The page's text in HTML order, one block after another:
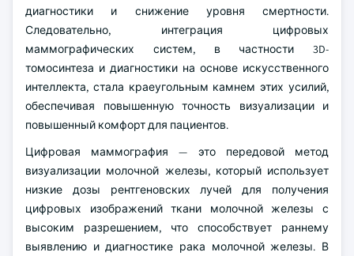
диагностики и снижение уровня смертности.
Следовательно, интеграция цифровых
маммографических систем, в частности 3D-
томосинтеза и диагностики на основе искусственного
интеллекта, стала краеугольным камнем этих усилий,
обеспечивая повышенную точность визуализации и
повышенный комфорт для пациентов.
Цифровая маммография — это передовой метод
визуализации молочной железы, который использует
низкие дозы рентгеновских лучей для получения
цифровых изображений ткани молочной железы с
высоким разрешением, что способствует раннему
выявлению и диагностике рака молочной железы. В